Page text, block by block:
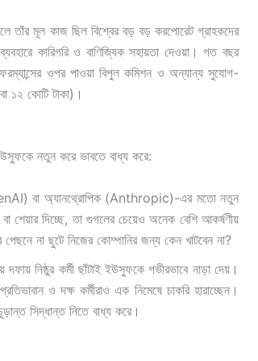
তাঁর মূল কাজ ছিল বিশ্বের বড় বড় করপোরেট গ্রাহকদের
কারিগরি ও বাণিজ্যিক সহায়তা দেওয়া। গত বছর
ওপর পাওয়া বিপুল কমিশন ও অন্যান্য সুযোগ-
১২ কোটি টাকা)।
নতুন করে ভাবতে বাধ্য করে:
বা অ্যানথ্রোপিক (Anthropic)-এর মতো নতুন
শেয়ার দিচ্ছে, তা গুগলের চেয়েও অনেক বেশি আকর্ষণীয়
না ছুটে নিজের কোম্পানির জন্য কেন খাটবেন না?
নিষ্ঠুর কর্মী ছাঁটাই ইউসুফকে গভীরভাবে নাড়া দেয়।
ও দক্ষ কর্মীরাও এক নিমেষে চাকরি হারাচ্ছেন।
সিদ্ধান্ত নিতে বাধ্য করে।